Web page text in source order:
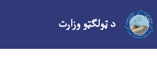
د ټولګټو وزارت